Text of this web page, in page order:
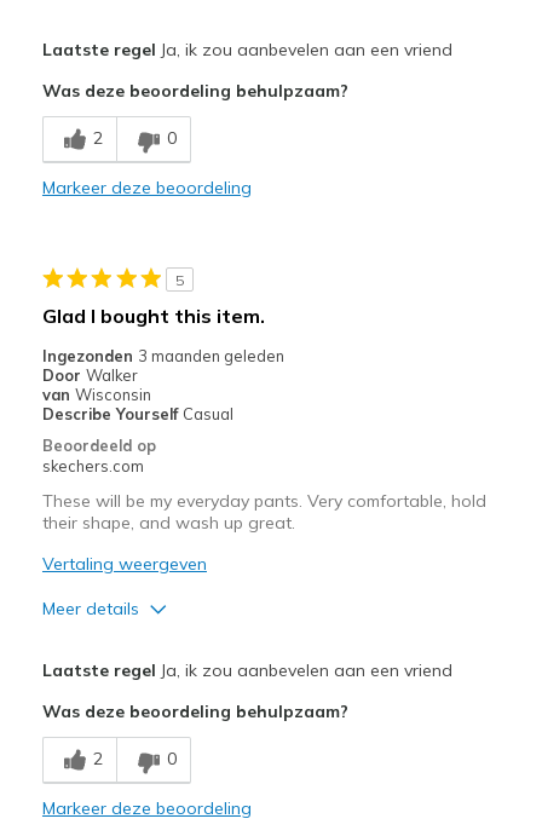
Comfortable
Stylish
Going Out
Width
Feels true to width
Sizing
Laatste regel Ja, ik zou aanbevelen aan een vriend
Was deze beoordeling behulpzaam?
2 0
Markeer deze beoordeling
5
Glad I bought this item.
Ingezonden 3 maanden geleden
Door Walker
van Wisconsin
Describe Yourself Casual
Beoordeeld op
skechers.com
These will be my everyday pants. Very comfortable, hold
their shape, and wash up great.
Vertaling weergeven
Meer details
Beste toepassingen
Casual Wear
Going Out
Laatste regel Ja, ik zou aanbevelen aan een vriend
Was deze beoordeling behulpzaam?
2 0
Markeer deze beoordeling